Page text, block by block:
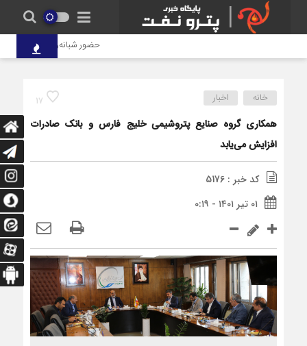
حضور شبانه‌روزی کارکنان
17 خانه اخبار
همکاری گروه صنایع پتروشیمی خلیج فارس و بانک صادرات
افزایش می‌یابد
کد خبر : 5176
۰۱ تیر ۱۴۰۱ - ۰:۱۹